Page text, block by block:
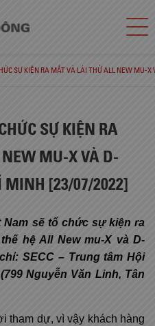
SỰ KIỆN RA MẮT VÀ LÁI THỬ ALL NEW MU-
SỰ KIỆN RA
MU-X VÀ D-
MINH [23/07/2022]
Nam sẽ tổ chức sự kiện ra
hệ All New mu-X và D-
SECC – Trung tâm Hội
Nguyễn Văn Linh, Tân
tham dự, vì vậy khách hàng